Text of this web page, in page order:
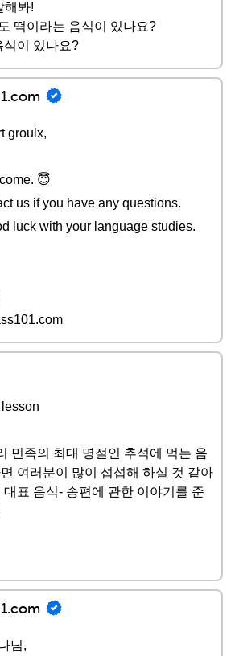
해봐!
떡이라는 음식이 있나요?
식이 있나요?
groulx,
😇
us if you have any questions.
luck with your language studies.
민족의 최대 명절인 추석에 먹는 음
여러분이 많이 섭섭해 하실 것 같아
표 음식- 송편에 관한 이야기를 준
님,